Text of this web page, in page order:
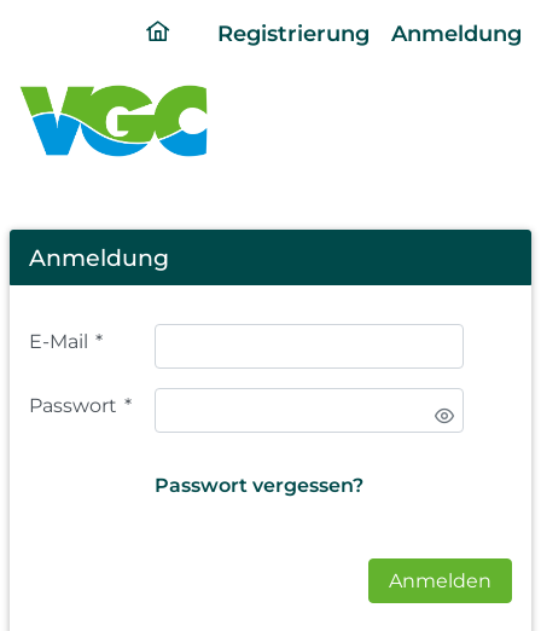
ding
page
Registrierung Anmeldung
Login
Anmeldung
E-Mail *
Passwort *
Passwort vergessen?
Anmelden